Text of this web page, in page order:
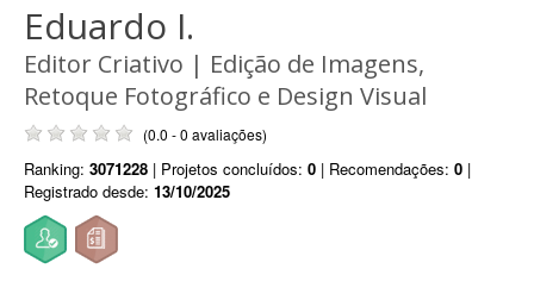
Eduardo I.
Editor Criativo | Edição de Imagens,
Retoque Fotográfico e Design Visual
(0.0 - 0 avaliações)
Ranking: 3071228 | Projetos concluídos: 0 | Recomendações: 0 |
Registrado desde: 13/10/2025